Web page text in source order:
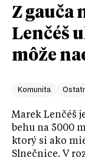
Z gauča
Lenčéš
môže
Komunita
Marek Lenčéš
behu na 5000
ktorý si ako
Slnečnice. V